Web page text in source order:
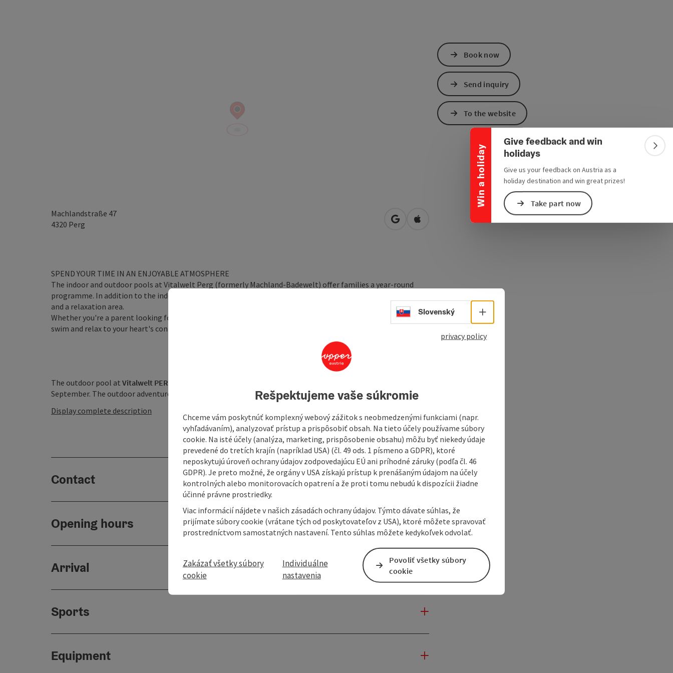
Win a holiday
Collapse banner
Give feedback and win
holidays
Give us your feedback on Austria as a
holiday destination and win great prizes!
Take part now
Machlandstraße 47
4320 Perg open in Google Maps
Open in Apple Maps
SPEND YOUR TIME IN AN ENJOYABLE ATMOSPHERE
The indoor and outdoor pools at Vitalwelt Perg (formerly Machland-Badewelt) offer families a year-round
programme. In addition to the indoor and outdoor areas, there is a universal sauna landscape, a steam bath
and a relaxation area.
Whether you're a parent looking for relaxation, an action-orientated child or an active sportsman, you can
swim and relax to your heart's content.
The outdoor pool at Vitalwelt PERG
September. The outdoor adventure pool offers a total water surface area of 1,140 m². There are two ...
Display complete description
Contact
Opening hours
Arrival
Sports
Equipment
Book now
Send inquiry
To the website
Select language - Open menu
Slovenský
privacy policy
Rešpektujeme vaše súkromie
Chceme vám poskytnúť komplexný webový zážitok s neobmedzenými funkciami (napr.
vyhľadávaním), analyzovať prístup a prispôsobiť obsah. Na tieto účely používame súbory
cookie. Na isté účely (analýza, marketing, prispôsobenie obsahu) môžu byť niekedy údaje
prevedené do tretích krajín (napríklad USA) (čl. 49 ods. 1 písmeno a GDPR), ktoré
neposkytujú úroveň ochrany údajov zodpovedajúcu EÚ ani príhodné záruky (podľa čl. 46
GDPR). Je preto možné, že orgány v USA získajú prístup k prenášaným údajom na účely
kontrolných alebo monitorovacích opatrení a že proti tomu nebudú k dispozícii žiadne
účinné právne prostriedky.
Viac informácií nájdete v našich zásadách ochrany údajov. Týmto dávate súhlas, že
prijímate súbory cookie (vrátane tých od poskytovateľov z USA), ktoré môžete spravovať
prostredníctvom samostatných nastavení. Tento súhlas môžete kedykoľvek odvolať.
Zakázať všetky súbory
cookie
Individuálne
nastavenia
Povoliť všetky súbory
cookie